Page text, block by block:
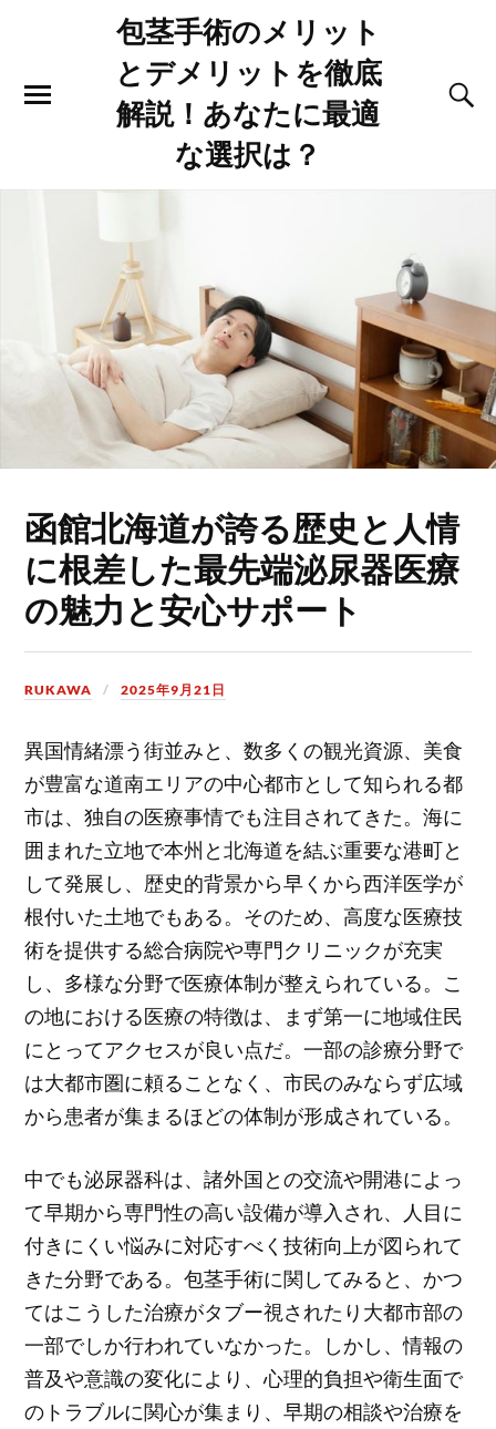
包茎手術のメリット
とデメリットを徹底
解説！あなたに最適
な選択は？
函館北海道が誇る歴史と人情
に根差した最先端泌尿器医療
の魅力と安心サポート
RUKAWA 2025年9月21日
異国情緒漂う街並みと、数多くの観光資源、美食
が豊富な道南エリアの中心都市として知られる都
市は、独自の医療事情でも注目されてきた。海に
囲まれた立地で本州と北海道を結ぶ重要な港町と
して発展し、歴史的背景から早くから西洋医学が
根付いた土地でもある。そのため、高度な医療技
術を提供する総合病院や専門クリニックが充実
し、多様な分野で医療体制が整えられている。こ
の地における医療の特徴は、まず第一に地域住民
にとってアクセスが良い点だ。一部の診療分野で
は大都市圏に頼ることなく、市民のみならず広域
から患者が集まるほどの体制が形成されている。
中でも泌尿器科は、諸外国との交流や開港によっ
て早期から専門性の高い設備が導入され、人目に
付きにくい悩みに対応すべく技術向上が図られて
きた分野である。包茎手術に関してみると、かつ
てはこうした治療がタブー視されたり大都市部の
一部でしか行われていなかった。しかし、情報の
普及や意識の変化により、心理的負担や衛生面で
のトラブルに関心が集まり、早期の相談や治療を